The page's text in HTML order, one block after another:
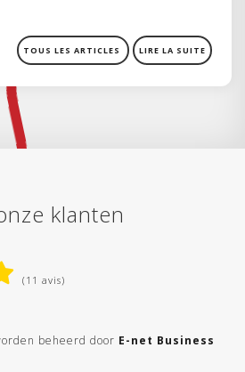
TOUS LES ARTICLES LIRE LA SUITE
klanten
(11 avis)
beheerd door E-net Business